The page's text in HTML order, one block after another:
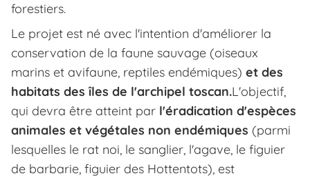
forestiers.
Le projet est né avec l'intention d'améliorer la
conservation de la faune sauvage (oiseaux
marins et avifaune, reptiles endémiques) et des
habitats des îles de l'archipel toscan.L'objectif,
qui devra être atteint par l'éradication d'espèces
animales et végétales non endémiques (parmi
lesquelles le rat noi, le sanglier, l'agave, le figuier
de barbarie, figuier des Hottentots), est